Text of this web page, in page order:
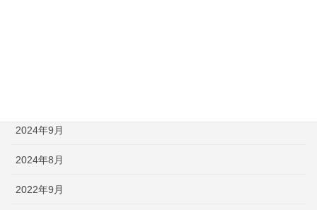
2024年9月
2024年8月
2022年9月